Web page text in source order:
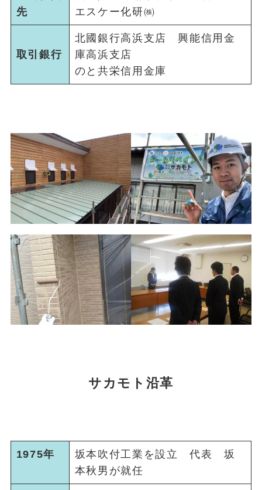
先
エスケー化研㈱
取引銀行
北國銀行高浜支店 興能信用金
庫高浜支店
のと共栄信用金庫
サカモト沿革
1975年
坂本吹付工業を設立 代表 坂
本秋男が就任